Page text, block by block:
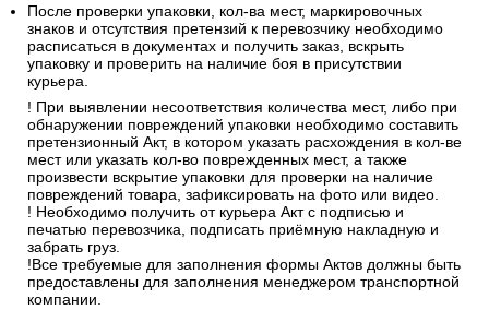
После проверки упаковки, кол-ва мест, маркировочных
знаков и отсутствия претензий к перевозчику необходимо
расписаться в документах и получить заказ, вскрыть
упаковку и проверить на наличие боя в присутствии
курьера.
! При выявлении несоответствия количества мест, либо при
обнаружении повреждений упаковки необходимо составить
претензионный Акт, в котором указать расхождения в кол-ве
мест или указать кол-во поврежденных мест, а также
произвести вскрытие упаковки для проверки на наличие
повреждений товара, зафиксировать на фото или видео.
! Необходимо получить от курьера Акт с подписью и
печатью перевозчика, подписать приёмную накладную и
забрать груз.
!Все требуемые для заполнения формы Актов должны быть
предоставлены для заполнения менеджером транспортной
компании.